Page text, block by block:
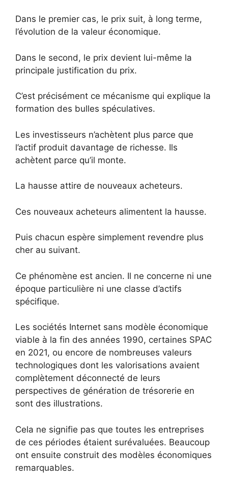
Dans le premier cas, le prix suit, à long terme,
l’évolution de la valeur économique.
Dans le second, le prix devient lui-même la
principale justification du prix.
C’est précisément ce mécanisme qui explique la
formation des bulles spéculatives.
Les investisseurs n’achètent plus parce que
l’actif produit davantage de richesse. Ils
achètent parce qu’il monte.
La hausse attire de nouveaux acheteurs.
Ces nouveaux acheteurs alimentent la hausse.
Puis chacun espère simplement revendre plus
cher au suivant.
Ce phénomène est ancien. Il ne concerne ni une
époque particulière ni une classe d’actifs
spécifique.
Les sociétés Internet sans modèle économique
viable à la fin des années 1990, certaines SPAC
en 2021, ou encore de nombreuses valeurs
technologiques dont les valorisations avaient
complètement déconnecté de leurs
perspectives de génération de trésorerie en
sont des illustrations.
Cela ne signifie pas que toutes les entreprises
de ces périodes étaient surévaluées. Beaucoup
ont ensuite construit des modèles économiques
remarquables.